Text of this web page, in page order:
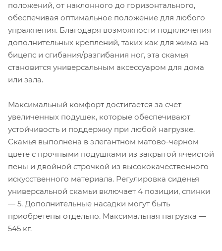
положений, от наклонного до горизонтального,
обеспечивая оптимальное положение для любого
упражнения. Благодаря возможности подключения
дополнительных креплений, таких как для жима на
бицепс и сгибания/разгибания ног, эта скамья
становится универсальным аксессуаром для дома
или зала.
Максимальный комфорт достигается за счет
увеличенных подушек, которые обеспечивают
устойчивость и поддержку при любой нагрузке.
Скамья выполнена в элегантном матово-черном
цвете с прочными подушками из закрытой ячеистой
пены и двойной строчкой из высококачественного
искусственного материала. Регулировка сиденья
универсальной скамьи включает 4 позиции, спинки
— 5. Дополнительные насадки могут быть
приобретены отдельно. Максимальная нагрузка —
545 кг.